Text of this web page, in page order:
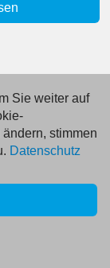
Sie weiter auf
stimmen
Datenschutz